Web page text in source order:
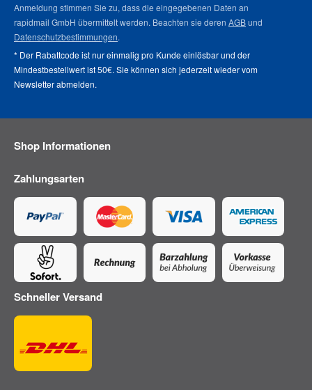
Anmeldung stimmen Sie zu, dass die eingegebenen Daten an
rapidmail GmbH übermittelt werden. Beachten sie deren AGBund
Datenschutzbestimmungen.
* Der Rabattcode ist nur einmalig pro Kunde einlösbar und der
Mindestbestellwert ist 50€. Sie können sich jederzeit wieder vom
Newsletter abmelden.
Shop Informationen
Zahlungsarten
Schneller Versand